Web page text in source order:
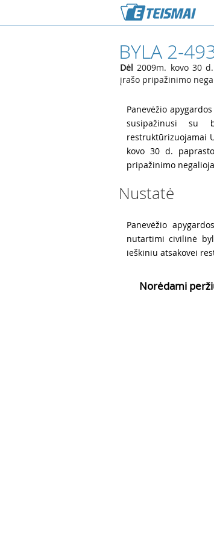
BYLA 2-
Dėl 2009m. kovo 30
įrašo pripažinimo
Panevėžio
susipažinusi su
restruktūrizuojamai
kovo 30 d.
pripažinimo
Nustatė
Panevėžio
nutartimi civilinė
ieškiniu atsakovei
Norėdami